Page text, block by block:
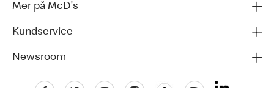
Mer på McD's
Kundservice
Newsroom